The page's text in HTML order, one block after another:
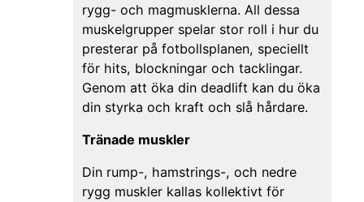
rygg- och magmusklerna. All dessa
muskelgrupper spelar stor roll i hur du
presterar på fotbollsplanen, speciellt
för hits, blockningar och tacklingar.
Genom att öka din deadlift kan du öka
din styrka och kraft och slå hårdare.
Tränade muskler
Din rump-, hamstrings-, och nedre
rygg muskler kallas kollektivt för